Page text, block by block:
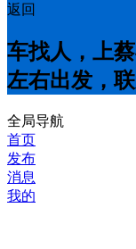
返回
车找人，上
左右出发，联
全局导航
首页
发布
消息
我的